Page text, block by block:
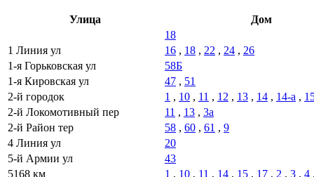
Улица
Дом
18
1 Линия ул
16 , 18 , 22 , 24 , 26
1-я Горьковская ул
58Б
1-я Кировская ул
47 , 51
2-й городок
1 , 10 , 11 , 12 , 13 , 14 , 14-а ,
2-й Локомотивный пер
11 , 13 , 3а
2-й Район тер
58 , 60 , 61 , 9
4 Линия ул
20
5-й Армии ул
43
5168 км
1 , 10 , 11 , 14 , 15 , 17 , 2 , 3 , 4